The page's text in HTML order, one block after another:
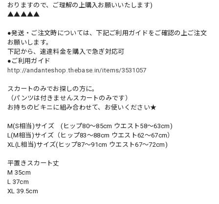
おりますので、ご理解の上購入お願いいたします)
▲▲▲▲▲
●発送・ご注文時については、下記ご利用ガイドをご確認の上ご注文
お願いします。
下記から、速達料金を購入で急ぎ対応可
●ご利用ガイド
http://andanteshop.thebase.in/items/3531057
スカートのみでお探しの方に。
（パンツは付きませんスカートのみです）
お持ちのビキニに組み合わせて、お使いください★
M(S相当)サイズ (ヒップ80〜85cm ウエスト58〜63cm)
L(M相当)サイズ（ヒップ83〜88cm ウエスト62〜67cm）
XL(L相当)サイズ(ヒップ87〜91cm ウエスト67〜72cm)
平置きスカート丈
M 35cm
L 37cm
XL 39.5cm